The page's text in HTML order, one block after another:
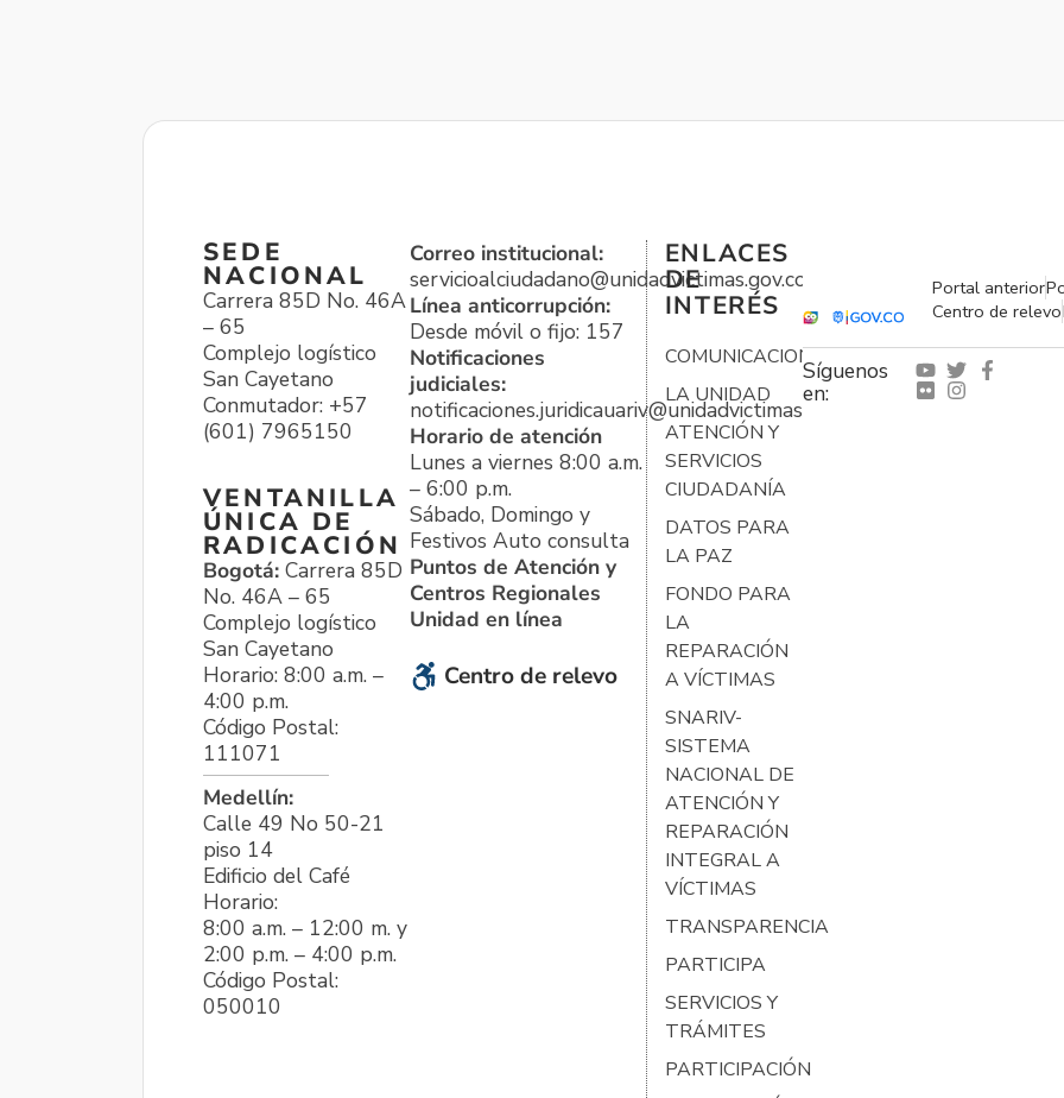
SEDE
NACIONAL
Carrera 85D No. 46A
– 65
Complejo logístico
San Cayetano
Conmutador: +57
(601) 7965150
VENTANILLA
ÚNICA DE
RADICACIÓN
Bogotá: Carrera 85D
No. 46A – 65
Complejo logístico
San Cayetano
Horario: 8:00 a.m. –
4:00 p.m.
Código Postal:
111071
Medellín:
Calle 49 No 50-21
piso 14
Edificio del Café
Horario:
8:00 a.m. – 12:00 m. y
2:00 p.m. – 4:00 p.m.
Código Postal:
050010
Correo institucional:
servicioalciudadano@unidadvictimas.gov.co
Línea anticorrupción:
Desde móvil o fijo: 157
Notificaciones
judiciales:
notificaciones.juridicauariv@unidadvictimas.gov.co
Horario de atención
Lunes a viernes 8:00 a.m.
– 6:00 p.m.
Sábado, Domingo y
Festivos Auto consulta
Puntos de Atención y
Centros Regionales
Unidad en línea
Centro de relevo
ENLACES
DE
INTERÉS
COMUNICACIONES
LA UNIDAD
ATENCIÓN Y
SERVICIOS
CIUDADANÍA
DATOS PARA
LA PAZ
FONDO PARA
LA
REPARACIÓN
A VÍCTIMAS
SNARIV-
SISTEMA
NACIONAL DE
ATENCIÓN Y
REPARACIÓN
INTEGRAL A
VÍCTIMAS
TRANSPARENCIA
PARTICIPA
SERVICIOS Y
TRÁMITES
PARTICIPACIÓN
Portal anterior
Centro de relevo
Síguenos
en: